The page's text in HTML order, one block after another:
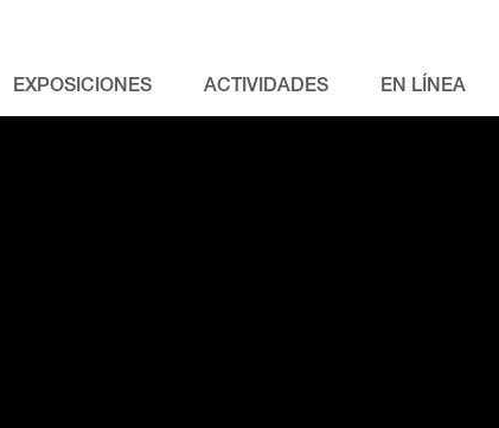
EXPOSICIONES ACTIVIDADES EN LÍNEA